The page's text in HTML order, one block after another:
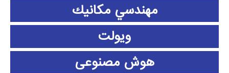
مهندسي مكانيك
ویولت
هوش مصنوعی